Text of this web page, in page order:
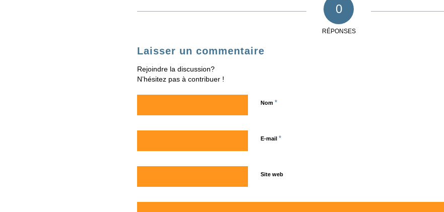
0
RÉPONSES
Laisser un commentaire
Rejoindre la discussion?
N’hésitez pas à contribuer !
Nom *
E-mail *
Site web